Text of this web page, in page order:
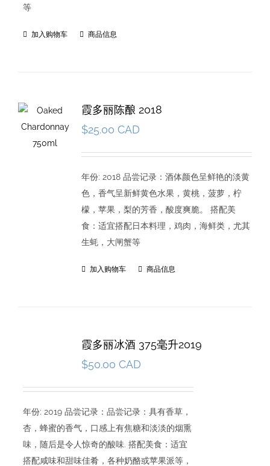
等
加入购物车 商品信息
霞多丽陈酿 2018
$25.00 CAD
年份: 2018 品尝记录：酒体颜色呈鲜艳的淡黄
色，香气呈新鲜黄色水果，黄桃，菠萝，柠
檬，苹果，梨的芳香，酸度爽脆。 搭配美
食：适宜搭配日本料理，鸡肉，海鲜类，尤其
生蚝，大闸蟹等
加入购物车 商品信息
霞多丽冰酒 375毫升2019
$50.00 CAD
年份: 2019 品尝记录：品尝记录：具有香草，
杏，蜂蜜的香气，口感上有焦糖和淡淡的烟熏
味，随后是令人惊奇的酸味. 搭配美食：适宜
搭配咸味和甜味佳肴，各种奶酪或苹果派等，